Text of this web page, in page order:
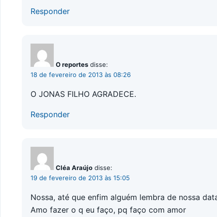
Responder
O reportes disse:
18 de fevereiro de 2013 às 08:26
O JONAS FILHO AGRADECE.
Responder
Cléa Araújo disse:
19 de fevereiro de 2013 às 15:05
Nossa, até que enfim alguém lembra de nossa
Amo fazer o q eu faço, pq faço com amor